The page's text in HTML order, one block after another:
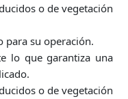
o de vegetación
su operación.
lo que garantiza una
o de vegetación